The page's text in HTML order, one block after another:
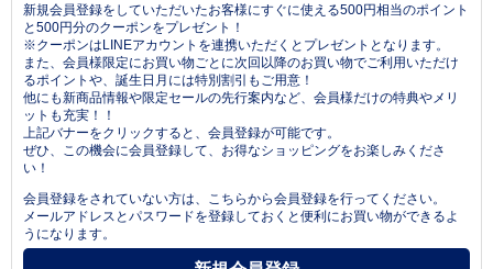
新規会員登録をしていただいたお客様にすぐに使える500円相当のポイント
と500円分のクーポンをプレゼント！
※クーポンはLINEアカウントを連携いただくとプレゼントとなります。
また、会員様限定にお買い物ごとに次回以降のお買い物でご利用いただけ
るポイントや、誕生日月には特別割引もご用意！
他にも新商品情報や限定セールの先行案内など、会員様だけの特典やメリ
ットも充実！！
上記バナーをクリックすると、会員登録が可能です。
ぜひ、この機会に会員登録して、お得なショッピングをお楽しみくださ
い！
会員登録をされていない方は、こちらから会員登録を行ってください。
メールアドレスとパスワードを登録しておくと便利にお買い物ができるよ
うになります。